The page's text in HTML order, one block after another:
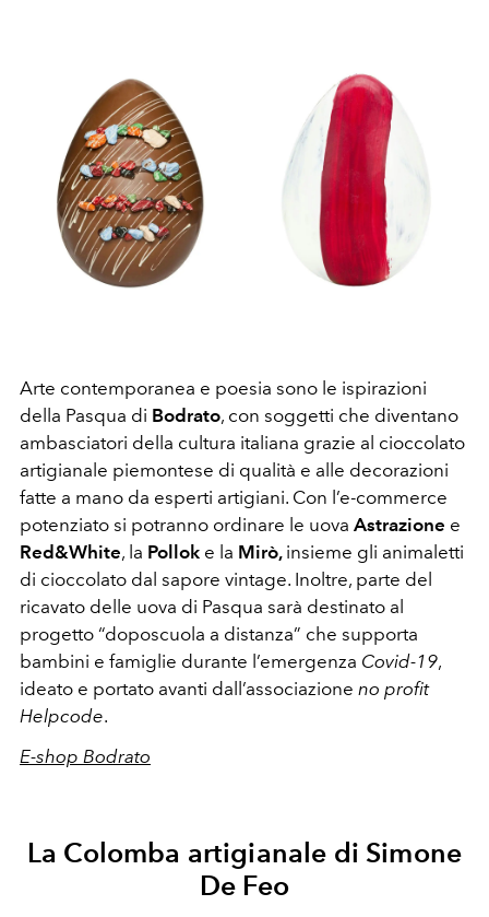
Arte contemporanea e poesia sono le ispirazioni
della Pasqua di Bodrato, con soggetti che diventano
ambasciatori della cultura italiana grazie al cioccolato
artigianale piemontese di qualità e alle decorazioni
fatte a mano da esperti artigiani. Con l’e-commerce
potenziato si potranno ordinare le uova Astrazione e
Red&White, la Pollok e la Mirò, insieme gli animaletti
di cioccolato dal sapore vintage. Inoltre, parte del
ricavato delle uova di Pasqua sarà destinato al
progetto “doposcuola a distanza” che supporta
bambini e famiglie durante l’emergenza Covid-19,
ideato e portato avanti dall’associazione no profit
Helpcode.
E-shop Bodrato
La Colomba artigianale di Simone
De Feo